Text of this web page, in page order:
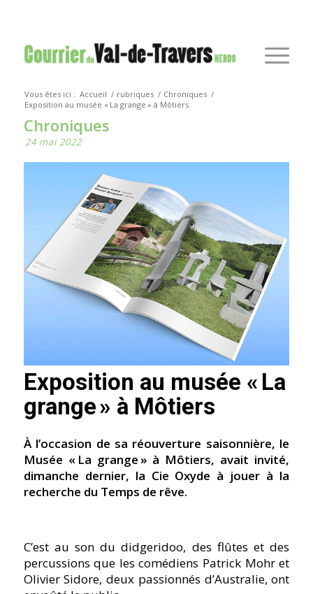
Vous êtes ici : Accueil / rubriques / Chroniques /
Exposition au musée « La grange » à Môtiers
Chroniques
24 mai 2022
Exposition au musée « La
grange » à Môtiers
À lʼoccasion de sa réouverture saisonnière, le
Musée « La grange » à Môtiers, avait invité,
dimanche dernier, la Cie Oxyde à jouer à la
recherche du Temps de rêve.
Cʼest au son du didgeridoo, des flûtes et des
percussions que les comédiens Patrick Mohr et
Olivier Sidore, deux passionnés dʼAustralie, ont